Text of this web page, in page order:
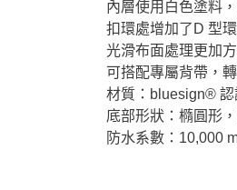
內層使用白色塗料
扣環處增加了D 型
光滑布面處理更加
可搭配專屬背帶，
材質：bluesign®
底部形狀：橢圓形
防水系數：10,000